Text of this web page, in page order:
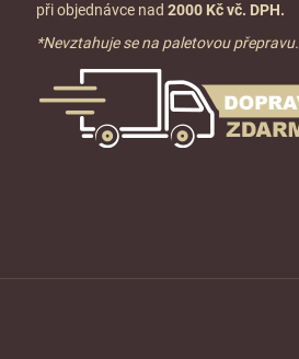
při objednávce nad 2000 Kč vč. DPH.
*Nevztahuje se na paletovou přepravu.